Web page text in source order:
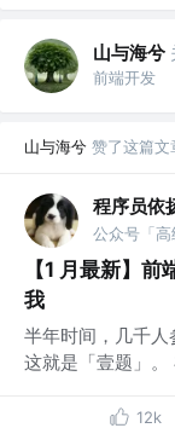
山与海兮
前端开发
山与海兮 赞了这篇文
程序员依
【1 月最新】
我
半年时间，几千人
这就是「壹题」。
12k